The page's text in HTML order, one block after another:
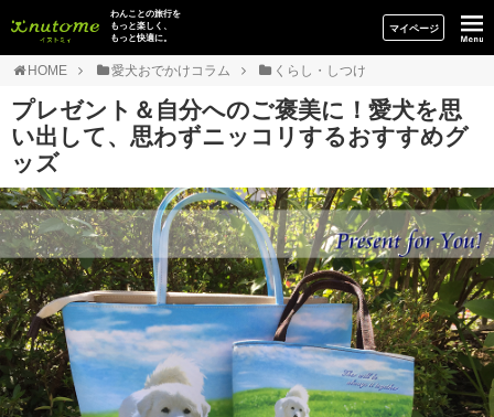
イヌトミィ
わんことの旅行を
もっと楽しく、
もっと快適に。
マイページ
HOME 愛犬おでかけコラム くらし・しつけ
プレゼント＆自分へのご褒美に！愛犬を思
い出して、思わずニッコリするおすすめグ
ッズ